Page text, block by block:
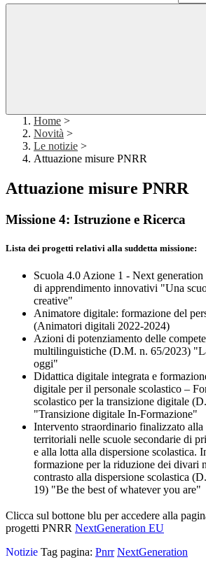
Home >
Novità >
Le notizie >
Attuazione misure PNRR
Attuazione misure PNRR
Missione 4: Istruzione e Ricerca
Lista dei progetti relativi alla suddetta missione:
Scuola 4.0 Azione 1 - Next
di apprendimento innovativi "Una
creative"
Animatore digitale: formazione del
(Animatori digitali 2022-2024)
Azioni di potenziamento delle
multilinguistiche (D.M. n. 65/2023)
oggi"
Didattica digitale integrata e
digitale per il personale scolastico –
scolastico per la transizione digitale
"Transizione digitale In-Formazione"
Intervento straordinario finalizzato
territoriali nelle scuole secondarie di
e alla lotta alla dispersione scolastica.
formazione per la riduzione dei divari
contrasto alla dispersione scolastica
19) "Be the best of whatever you are"
Clicca sul bottone blu per accedere alla
progetti PNRR NextGeneration EU
Notizie Tag pagina: Pnrr NextGeneration